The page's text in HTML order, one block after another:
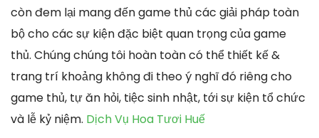
còn đem lại mang đến game thủ các giải pháp toàn
bộ cho các sự kiện đặc biệt quan trọng của game
thủ. Chúng chúng tôi hoàn toàn có thể thiết kế &
trang trí khoảng không đi theo ý nghĩ đó riêng cho
game thủ, tự ăn hỏi, tiệc sinh nhật, tới sự kiện tổ chức
và lễ kỷ niệm. Dịch Vụ Hoa Tươi Huế